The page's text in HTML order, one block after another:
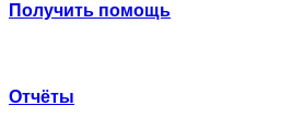
Получить помощь
Отчёты